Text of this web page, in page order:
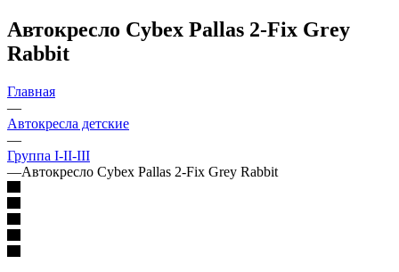
Автокресло Cybex Pallas 2-Fix Grey
Rabbit
Главная
—
Автокресла детские
—
Группа I-II-III
—Автокресло Cybex Pallas 2-Fix Grey Rabbit